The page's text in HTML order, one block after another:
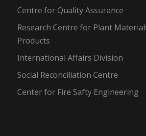
Centre for Quality Assurance
Research Centre for Plant
Products
International Affairs Division
Social Reconciliation Centre
Center for Fire Safty Engineering